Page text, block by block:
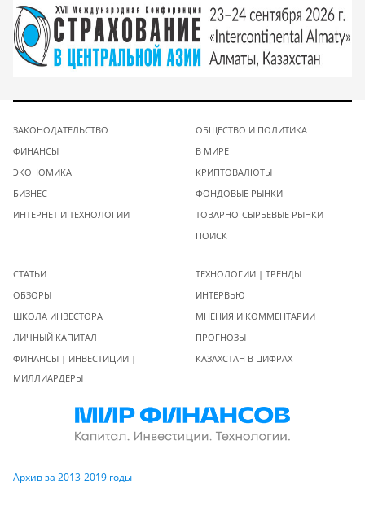
ЗАКОНОДАТЕЛЬСТВО
ФИНАНСЫ
ЭКОНОМИКА
БИЗНЕС
ИНТЕРНЕТ И ТЕХНОЛОГИИ
ОБЩЕСТВО И ПОЛИТИКА
В МИРЕ
КРИПТОВАЛЮТЫ
ФОНДОВЫЕ РЫНКИ
ТОВАРНО-СЫРЬЕВЫЕ РЫНКИ
ПОИСК
СТАТЬИ
ОБЗОРЫ
ШКОЛА ИНВЕСТОРА
ЛИЧНЫЙ КАПИТАЛ
ФИНАНСЫ | ИНВЕСТИЦИИ |
МИЛЛИАРДЕРЫ
ТЕХНОЛОГИИ | ТРЕНДЫ
ИНТЕРВЬЮ
МНЕНИЯ И КОММЕНТАРИИ
ПРОГНОЗЫ
КАЗАХСТАН В ЦИФРАХ
Архив за 2013-2019 годы